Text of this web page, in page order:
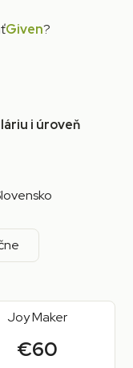
Given?
i úroveň
Joy Maker
€60